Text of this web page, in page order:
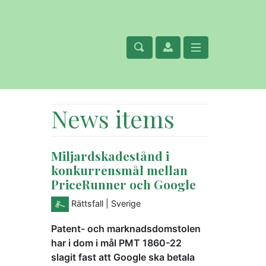
News items
Miljardskadestånd i
konkurrensmål mellan
PriceRunner och Google
Rättsfall | Sverige
Patent- och marknadsdomstolen
har i dom i mål PMT 1860-22
slagit fast att Google ska betala